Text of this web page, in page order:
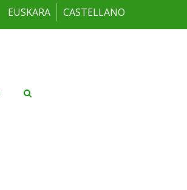
EUSKARA CASTELLANO